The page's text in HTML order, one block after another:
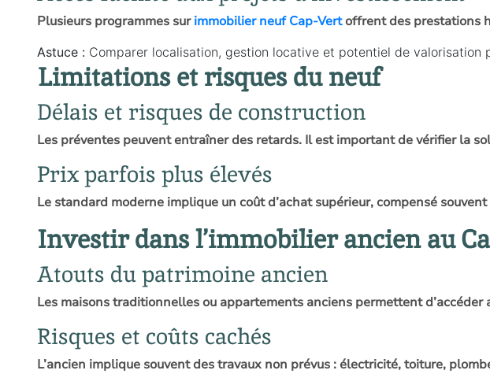
Plusieurs programmes surimmobilier neuf Cap-Vertoffrent des prestations
Astuce : Comparer localisation, gestion locative et potentiel de valorisation
Limitations et risques du neuf
Délais et risques de construction
Les préventes peuvent entraîner des retards. Il est important de vérifier la
Prix parfois plus élevés
Le standard moderne implique un coût d’achat supérieur, compensé
Investir dans l’immobilier ancien au
Atouts du patrimoine ancien
Les maisons traditionnelles ou appartements anciens permettent
Risques et coûts cachés
L’ancien implique souvent des travaux non prévus : électricité, toiture,